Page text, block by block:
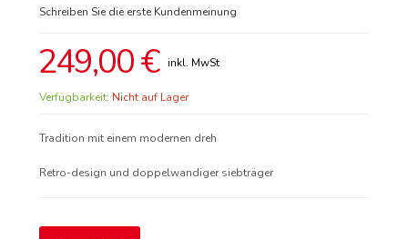
Schreiben Sie die erste Kundenmeinung
249,00 €
Verfügbarkeit: Nicht auf Lager
Tradition mit einem modernen dreh
Retro-design und doppelwandiger siebträger